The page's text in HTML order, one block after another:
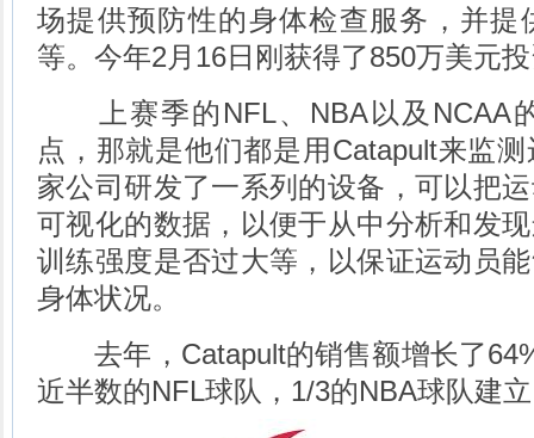
场提供预防性的身体检查服务，并提
等。今年2月16日刚获得了850万美元
上赛季的NFL、NBA以及NCAA
点，那就是他们都是用Catapult来监
家公司研发了一系列的设备，可以把
可视化的数据，以便于从中分析和发
训练强度是否过大等，以保证运动员
身体状况。
去年，Catapult的销售额增长了
近半数的NFL球队，1/3的NBA球队建